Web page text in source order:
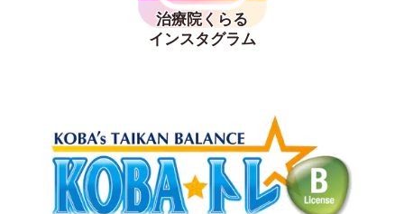
治療院くらる
インスタグラム